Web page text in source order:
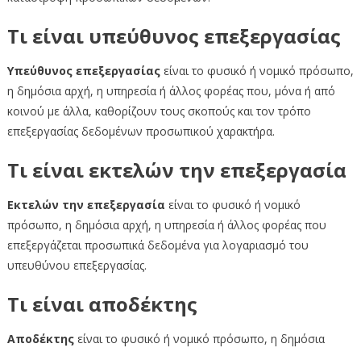
Τι είναι υπεύθυνος επεξεργασίας
Υπεύθυνος επεξεργασίαςείναι το φυσικό ή νομικό πρόσωπο,
η δημόσια αρχή, η υπηρεσία ή άλλος φορέας που, μόνα ή από
κοινού με άλλα, καθορίζουν τους σκοπούς και τον τρόπο
επεξεργασίας δεδομένων προσωπικού χαρακτήρα.
Τι είναι εκτελών την επεξεργασία
Εκτελών την επεξεργασία είναι το φυσικό ή νομικό
πρόσωπο, η δημόσια αρχή, η υπηρεσία ή άλλος φορέας που
επεξεργάζεται προσωπικά δεδομένα για λογαριασμό του
υπευθύνου επεξεργασίας.
Τι είναι αποδέκτης
Αποδέκτης είναι το φυσικό ή νομικό πρόσωπο, η δημόσια